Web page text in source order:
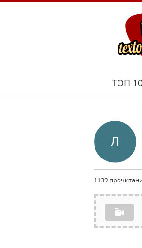
ТОП
1139